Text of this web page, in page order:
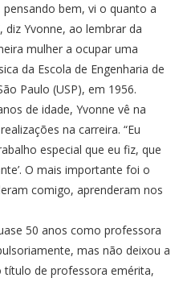
bem, vi o quanto a
diz Yvonne, ao lembrar da
mulher a ocupar uma
da Escola de Engenharia de
Paulo (USP), em 1956.
de idade, Yvonne vê na
na carreira. “Eu
especial que eu fiz, que
O mais importante foi o
comigo, aprenderam nos
50 anos como professora
mas não deixou a
título de professora emérita,